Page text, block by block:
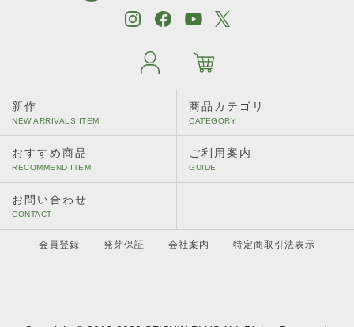
新作 商品カテゴリ
おすすめ商品 ご利用案内
お問い合わせ
会員登録 発芽保証 会社案内 特定商取引法表示